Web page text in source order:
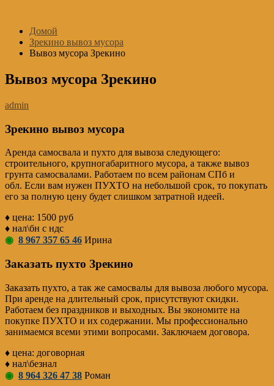
содержимому
Домой
Зрекино вывоз мусора
Вывоз мусора Зрекино
Вывоз мусора Зрекино
admin
Зрекино вывоз мусора
Аренда самосвала и пухто для вывоза следующего:
строительного, крупногабаритного мусора, а также вывоз
грунта самосвалами. Работаем по всем районам СПб и
обл. Если вам нужен ПУХТО на небольшой срок, то покупать
его за полную цену будет слишком затратной идеей.
♦ цена: 1500 руб
♦ нал\бн с ндс
◉ 8 967 357 65 46 Ирина
Заказать пухто Зрекино
Заказать пухто, а так же самосвалы для вывоза любого мусора.
При аренде на длительный срок, присутствуют скидки.
Работаем без праздников и выходных. Вы экономите на
покупке ПУХТО и их содержании. Мы профессионально
занимаемся всеми этими вопросами. Заключаем договора.
♦ цена: договорная
♦ нал\безнал
◉ 8 964 326 47 38 Роман